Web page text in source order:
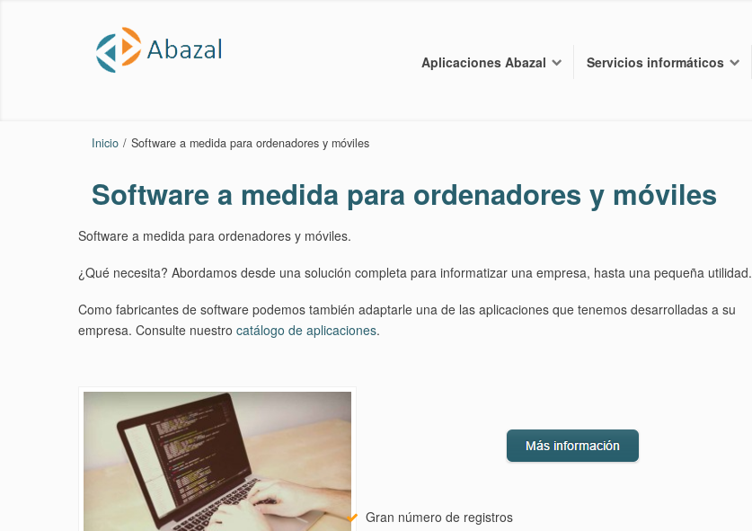
Aplicaciones Abazal Servicios informáticos
Inicio / Software a medida para ordenadores y móviles
Software a medida para ordenadores y móviles
Software a medida para ordenadores y móviles.
¿Qué necesita? Abordamos desde una solución completa para informatizar una empresa, hasta una pequeña utilidad.
Como fabricantes de software podemos también adaptarle una de las aplicaciones que tenemos desarrolladas a su
empresa. Consulte nuestro catálogo de aplicaciones.
Gran número de registros